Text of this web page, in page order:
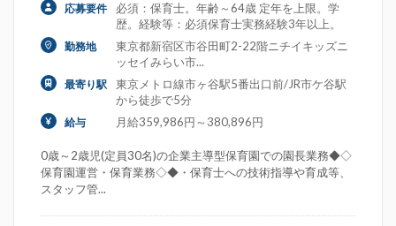
応募要件
必須：保育士。年齢～64歳 定年を上限。学
歴。経験等：必須保育士実務経験3年以上。
勤務地
東京都新宿区市谷田町2-22階ニチイキッズニ
ッセイみらい市...
最寄り駅
東京メトロ線市ヶ谷駅5番出口前/JR市ケ谷駅
から徒歩で5分
給与 月給359,986円～380,896円
0歳～2歳児(定員30名)の企業主導型保育園での園長業務◆◇
保育園運営・保育業務◇◆・保育士への技術指導や育成等、
スタッフ管...